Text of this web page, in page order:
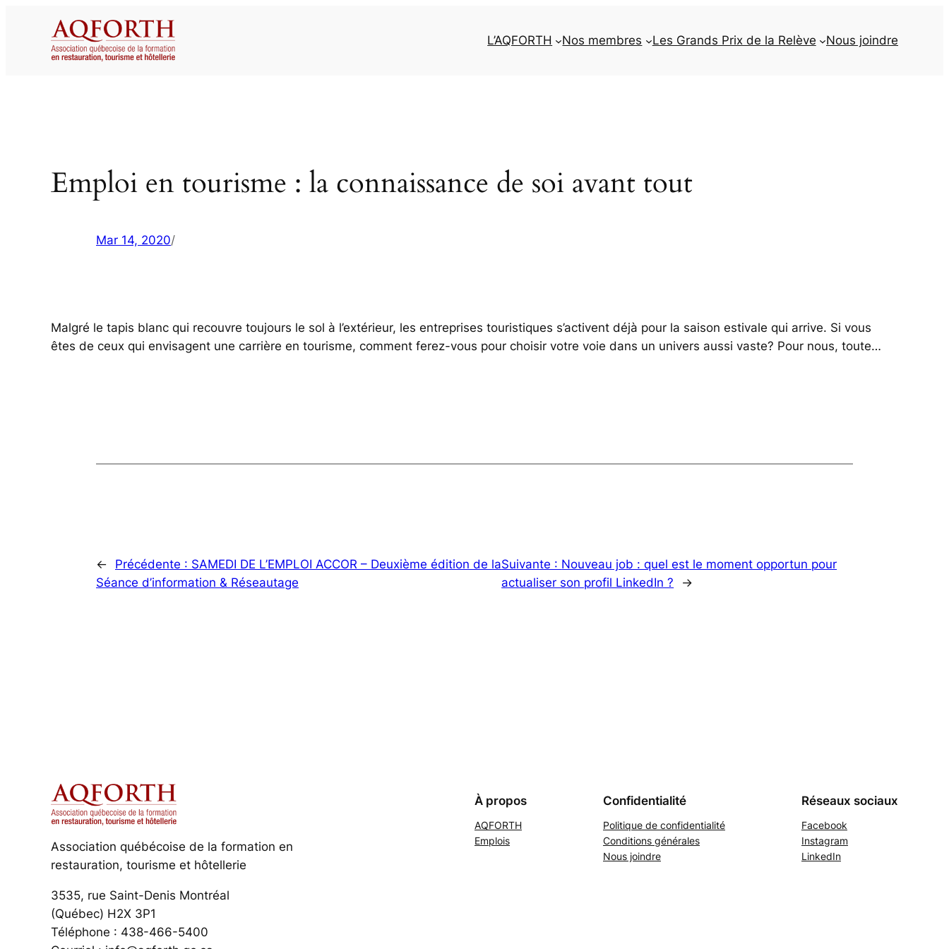
L’AQFORTH Nos membres Les Grands Prix de la Relève Nous joindre
Emploi en tourisme : la connaissance de soi avant tout
Mar 14, 2020/
Malgré le tapis blanc qui recouvre toujours le sol à l’extérieur, les entreprises touristiques s’activent déjà pour la saison estivale qui arrive. Si vous
êtes de ceux qui envisagent une carrière en tourisme, comment ferez-vous pour choisir votre voie dans un univers aussi vaste? Pour nous, toute…
← Précédente : SAMEDI DE L’EMPLOI ACCOR – Deuxième édition de la
Séance d’information & Réseautage
Suivante : Nouveau job : quel est le moment opportun pour
actualiser son profil LinkedIn ?
→
Association québécoise de la formation en
restauration, tourisme et hôtellerie
3535, rue Saint-Denis Montréal
(Québec) H2X 3P1
Téléphone : 438-466-5400
À propos
AQFORTH
Emplois
Confidentialité
Politique de confidentialité
Conditions générales
Nous joindre
Réseaux sociaux
Facebook
Instagram
LinkedIn